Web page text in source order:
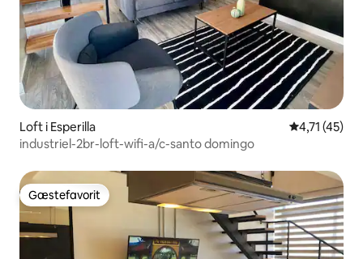
Loft i Esperilla 4,71 ud af 5
4,71 (45)
industriel-2br-loft-wifi-a/c-santo domingo
Gæstefavorit
Gæstefavorit